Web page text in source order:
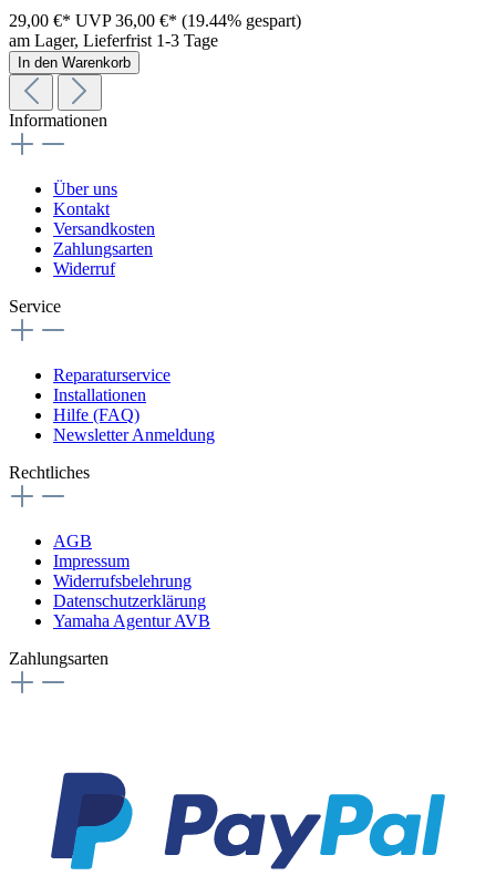
29,00 €* UVP36,00 €* (19.44% gespart)
am Lager, Lieferfrist 1-3 Tage
In den Warenkorb
Informationen
Über uns
Kontakt
Versandkosten
Zahlungsarten
Widerruf
Service
Reparaturservice
Installationen
Hilfe (FAQ)
Newsletter Anmeldung
Rechtliches
AGB
Impressum
Widerrufsbelehrung
Datenschutzerklärung
Yamaha Agentur AVB
Zahlungsarten